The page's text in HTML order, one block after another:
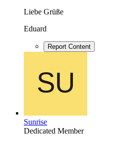
Liebe Grüße
Eduard
Report Content
Sunrise
Dedicated Member